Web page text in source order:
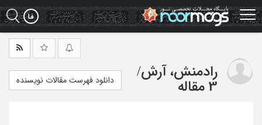
Skip
to
main
رادمنش، آرش/
3 مقاله
دانلود فهرست مقالات نویسنده